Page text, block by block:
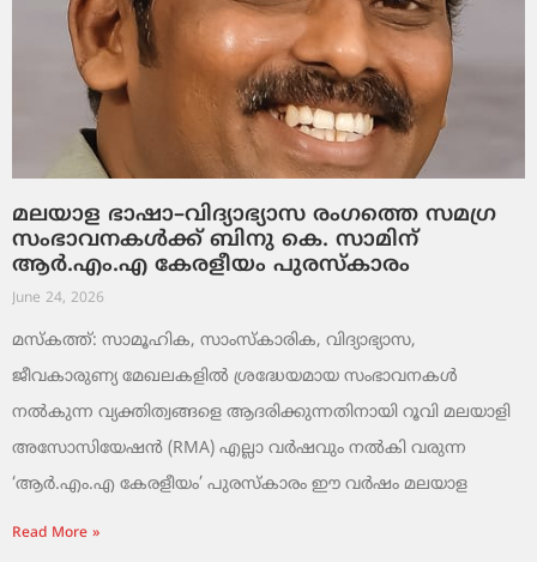
മലയാള ഭാഷാ–വിദ്യാഭ്യാസ രംഗത്തെ സമഗ്ര
സംഭാവനകൾക്ക് ബിനു കെ. സാമിന്
ആർ.എം.എ കേരളീയം പുരസ്‌കാരം
June 24, 2026
മസ്കത്ത്: സാമൂഹിക, സാംസ്‌കാരിക, വിദ്യാഭ്യാസ,
ജീവകാരുണ്യ മേഖലകളിൽ ശ്രദ്ധേയമായ സംഭാവനകൾ
നൽകുന്ന വ്യക്തിത്വങ്ങളെ ആദരിക്കുന്നതിനായി റൂവി മലയാളി
അസോസിയേഷൻ (RMA) എല്ലാ വർഷവും നൽകി വരുന്ന
‘ആർ.എം.എ കേരളീയം’ പുരസ്‌കാരം ഈ വർഷം മലയാള
Read More »